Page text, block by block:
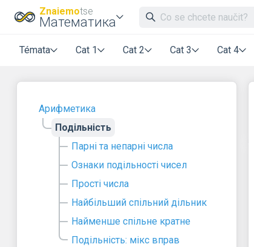
Znaiemotse
Математика
Témata Cat 1 Cat 2 Cat 3 Cat 4
Арифметика
Подільність
Парні та непарні числа
Ознаки подільності чисел
Прості числа
Найбільший спільний дільник
Найменше спільне кратне
Подільність: мікс вправ